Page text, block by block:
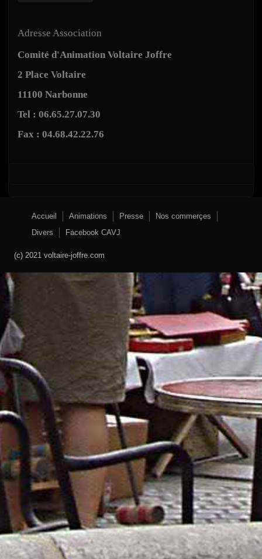
Adresse Association
Comité d'Animation Voltaire Joffre
2 Place Voltaire
11100 Narbonne
Tel : 06.65.27.07.30
Fax : 04.68.42.22.76
Accueil Animations Presse
Nos commerçes
Divers
Facebook CAVJ
(c) 2021 voltaire-joffre.com